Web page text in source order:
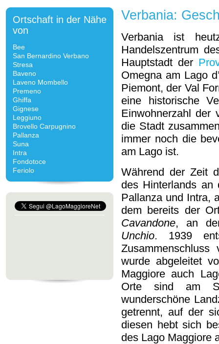
Ortschaft in der Nähe
von
Bee
San Bernardino Verbano
Stresa
Baveno
Laveno Mombello
Premeno
Ghiffa
Gignese
Leggiuno
Brovello Carpugnino
Pallanza
Suna
Intra
Fondotoce
Feriolo
Verbania:
Verbania ist
Handelszentrum
Hauptstadt der
Omegna am Lago
Piemont, der Val
eine historische
Einwohnerzahl der
die Stadt
immer noch die
am Lago ist.
Während der Zeit
des Hinterlands an
Pallanza und Intra,
dem bereits der
Cavandone, an
Unchio. 1939
wurde abgeleitet
Maggiore auch
Orte sind am
wunderschöne
getrennt, auf der
diesen hebt sich
des Lago Maggiore